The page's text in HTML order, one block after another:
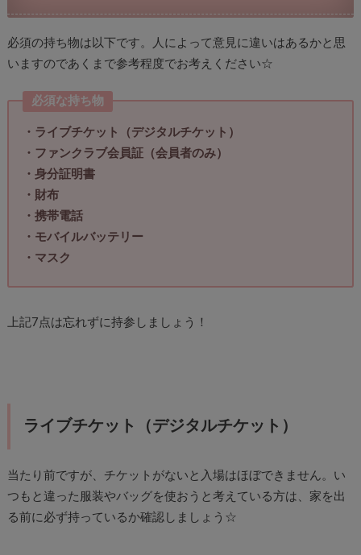
必須の持ち物は以下です。人によって意見に違いはあるかと思
いますのであくまで参考程度でお考えください☆
必須な持ち物
・ライブチケット（デジタルチケット）
・ファンクラブ会員証（会員者のみ）
・身分証明書
・財布
・携帯電話
・モバイルバッテリー
・マスク
上記7点は忘れずに持参しましょう！
ライブチケット（デジタルチケット）
当たり前ですが、チケットがないと入場はほぼできません。い
つもと違った服装やバッグを使おうと考えている方は、家を出
る前に必ず持っているか確認しましょう☆